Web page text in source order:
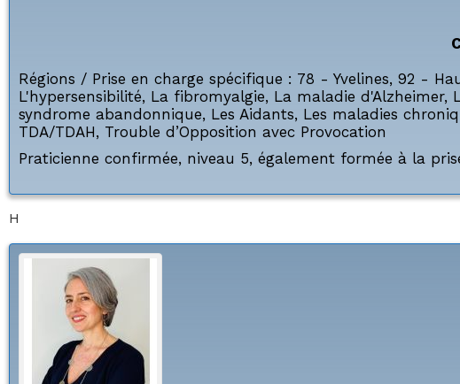
Régions / Prise en charge spécifique : 78 - Yvelines, 92 -
L'hypersensibilité, La fibromyalgie, La maladie d'Alzheimer,
syndrome abandonnique, Les Aidants, Les maladies
TDA/TDAH, Trouble d’Opposition avec Provocation
Praticienne confirmée, niveau 5, également formée à la
H